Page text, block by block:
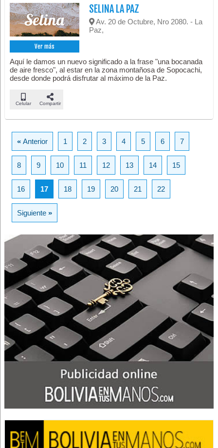
Ver más
SELINA LA PAZ
Av. 20 de Octubre, Nro 2080. - La
Paz,
Aquí le damos un nuevo significado a la frase "una bocanada
de aire fresco", al estar en la zona montañosa de Sopocachi,
desde donde podrá disfrutar al máximo de la Paz.
Celular Compartir
«Anterior 1 2 3 4 5 6 7
8 9 10 11 12 13 14 15
16 17 18 19 20 21 22
Siguiente»